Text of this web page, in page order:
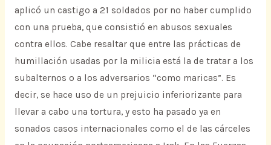
aplicó un castigo a 21 soldados por no haber cumplido
con una prueba, que consistió en abusos sexuales
contra ellos. Cabe resaltar que entre las prácticas de
humillación usadas por la milicia está la de tratar a los
subalternos o a los adversarios “como maricas”. Es
decir, se hace uso de un prejuicio inferiorizante para
llevar a cabo una tortura, y esto ha pasado ya en
sonados casos internacionales como el de las cárceles